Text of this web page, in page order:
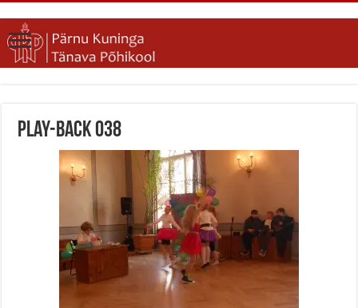
Play-back 038